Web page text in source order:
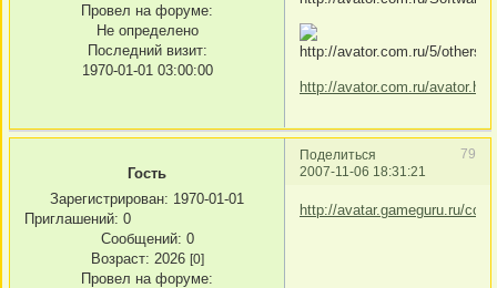
Провел на форуме:
Не определено
Последний визит:
1970-01-01 03:00:00
http://avator.com.ru/avator.htm
Поделиться
79
2007-11-06 18:31:21
Гость
Зарегистрирован: 1970-01-01
Приглашений: 0
Сообщений: 0
Возраст: 2026 [0]
Провел на форуме:
http://avatar.gameguru.ru/